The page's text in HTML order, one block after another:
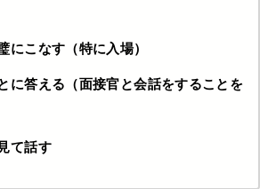
にこなす（特に入場）
に答える（面接官と会話をすることを
て話す